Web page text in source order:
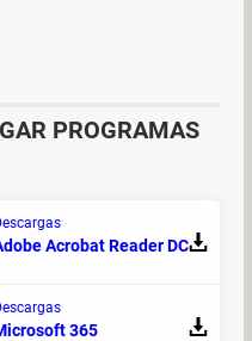
obliga a aceptar el
en tu foto de perfil,
PROGRAMAS
Acrobat Reader DC
365